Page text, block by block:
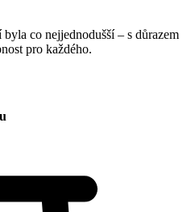
co nejjednodušší – s důrazem
pro každého.